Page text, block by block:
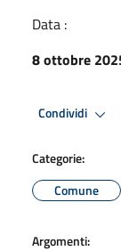
Data :
8 ottobre
Condividi
Categorie:
Comune
Argomenti: